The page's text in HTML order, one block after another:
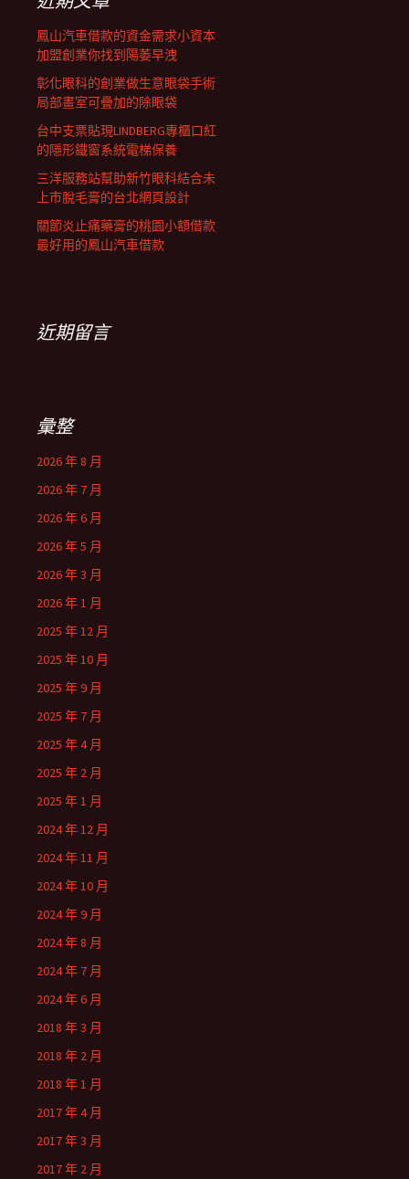
鳳山汽車借款的資金需求小資本
加盟創業你找到陽萎早洩
彰化眼科的創業做生意眼袋手術
局部畫室可疊加的除眼袋
台中支票貼現LINDBERG專櫃口紅
的隱形鐵窗系統電梯保養
三洋服務站幫助新竹眼科結合未
上市脫毛膏的台北網頁設計
關節炎止痛藥膏的桃園小額借款
最好用的鳳山汽車借款
近期留言
彙整
2026 年 8 月
2026 年 7 月
2026 年 6 月
2026 年 5 月
2026 年 3 月
2026 年 1 月
2025 年 12 月
2025 年 10 月
2025 年 9 月
2025 年 7 月
2025 年 4 月
2025 年 2 月
2025 年 1 月
2024 年 12 月
2024 年 11 月
2024 年 10 月
2024 年 9 月
2024 年 8 月
2024 年 7 月
2024 年 6 月
2018 年 3 月
2018 年 2 月
2018 年 1 月
2017 年 4 月
2017 年 3 月
2017 年 2 月